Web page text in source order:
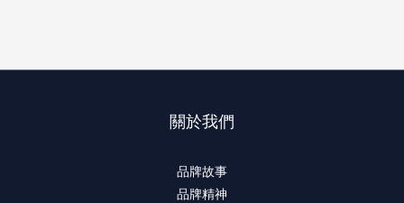
關於我們
品牌故事
品牌精神